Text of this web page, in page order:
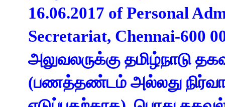
16.06.2017 of Personal
Secretariat, Chennai-600
அலுவலருக்கு
(பணத்தண்டம் அல்லது